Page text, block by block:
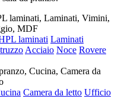
laminati, Laminati, Vimini,
MDF
laminati Laminati
Acciaio Noce Rovere
Cucina, Camera da
Camera da letto Ufficio